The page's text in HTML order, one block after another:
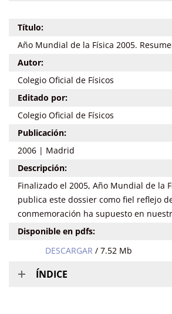
Título:
Año Mundial de la Física 2005.
Autor:
Colegio Oficial de Físicos
Editado por:
Colegio Oficial de Físicos
Publicación:
2006 | Madrid
Descripción:
Finalizado el 2005, Año Mundial de la
publica este dossier como fiel reflejo
conmemoración ha supuesto en
Disponible en pdfs:
DESCARGAR / 7.52 Mb
ÍNDICE